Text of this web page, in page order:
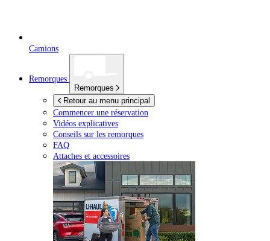
Camions
Remorques
Remorques
Retour au menu principal
Commencer une réservation
Vidéos explicatives
Conseils sur les remorques
FAQ
Attaches et accessoires